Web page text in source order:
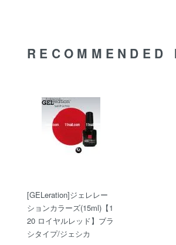
RECOMMENDED
[GELeration]ジェレレー
ションカラーズ(15ml)【1
20 ロイヤルレッド】ブラ
シタイプ/ジェシカ